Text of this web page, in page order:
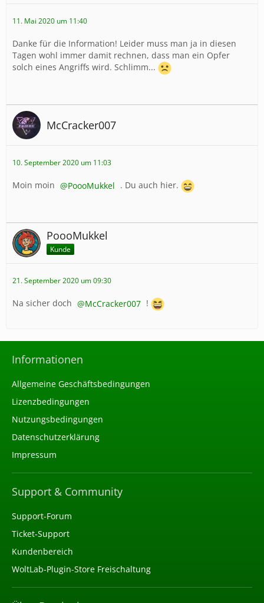
11. Mai 2020 um 11:40
Danke für die Information! Leider muss man ja in diesen
Tagen wohl immer damit rechnen, dass man ein Opfer
solch eines Angriffs wird. Schlimm...
McCracker007
10. September 2020 um 11:03
Moin moin PoooMukkel . Du auch hier.
PoooMukkel
Kunde
21. September 2020 um 09:30
Na sicher doch McCracker007 !
Informationen
Allgemeine Geschäftsbedingungen
Lizenzbedingungen
Nutzungsbedingungen
Datenschutzerklärung
Impressum
Support & Community
Support-Forum
Ticket-Support
Kundenbereich
WoltLab-Plugin-Store Freischaltung